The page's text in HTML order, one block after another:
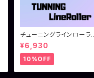
チューニングラインローラ
ー ダイワ用（22イグジスト
系）
¥6,930
10%OFF